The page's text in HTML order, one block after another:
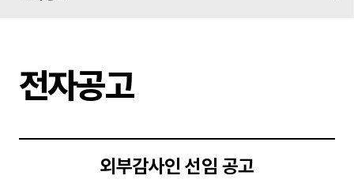
전자공고
외부감사인 선임 공고